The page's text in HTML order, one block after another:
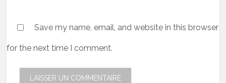
Save my name, email, and website in this browser
for the next time I comment.